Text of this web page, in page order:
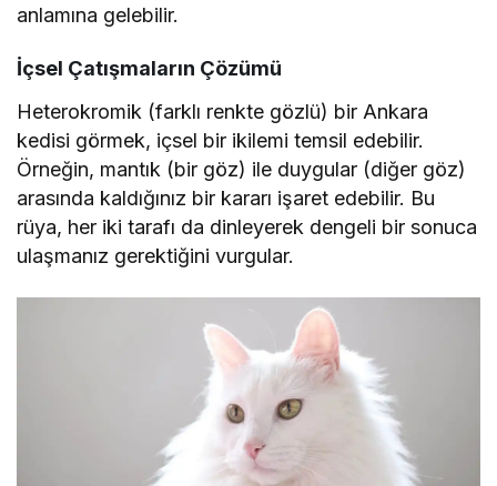
anlamına gelebilir.
İçsel Çatışmaların Çözümü
Heterokromik (farklı renkte gözlü) bir Ankara
kedisi görmek, içsel bir ikilemi temsil edebilir.
Örneğin, mantık (bir göz) ile duygular (diğer göz)
arasında kaldığınız bir kararı işaret edebilir. Bu
rüya, her iki tarafı da dinleyerek dengeli bir sonuca
ulaşmanız gerektiğini vurgular.